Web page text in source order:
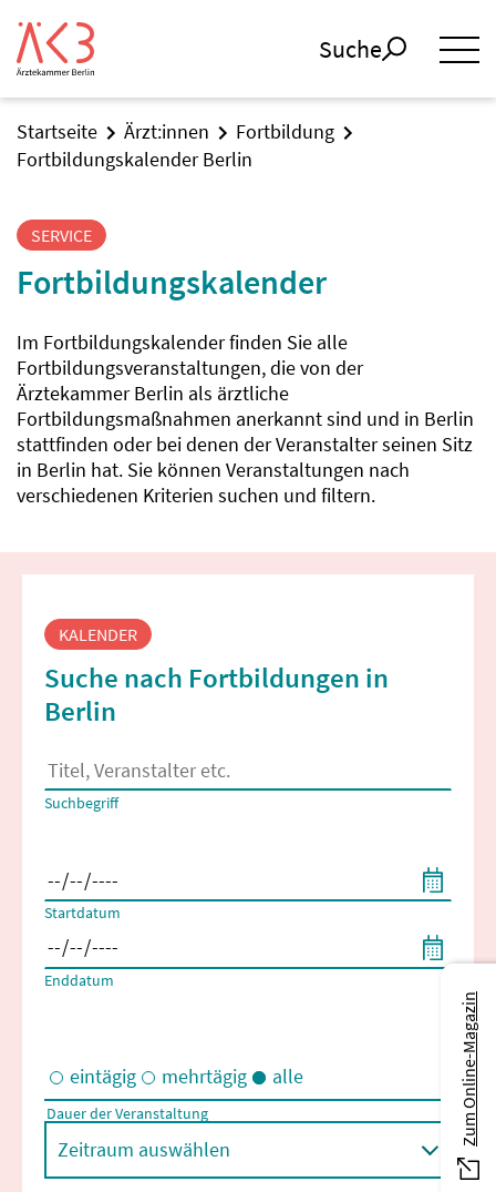
Suche
Startseite Ärzt:innen
Fortbildung
Fortbildungskalender Berlin
SERVICE
Fortbildungskalender
Im Fortbildungskalender finden Sie alle
Fortbildungsveranstaltungen, die von der
Ärztekammer Berlin als ärztliche
Fortbildungsmaßnahmen anerkannt sind und in Berlin
stattfinden oder bei denen der Veranstalter seinen Sitz
in Berlin hat. Sie können Veranstaltungen nach
verschiedenen Kriterien suchen und filtern.
Fortbildungssuche
KALENDER
Suche nach Fortbildungen in
Berlin
Es erscheinen Suchvorschläge, wenn mindestens 2 Zeichen
Suchbegriff
Startdatum
Enddatum
Eintägige und/oder mehrtägige Veranstaltungen
eintägig mehrtägig alle
Dauer der Veranstaltung
Zeitraum auswählen
Zum Online-Magazin